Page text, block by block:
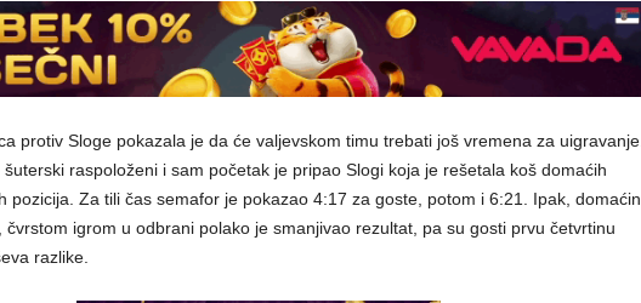
protiv Sloge pokazala je da će valjevskom timu trebati još vremena za uigravanje.
raspoloženi i sam početak je pripao Slogi koja je rešetala koš domaćih
pozicija. Za tili čas semafor je pokazao 4:17 za goste, potom i 6:21. Ipak, domaćin
čvrstom igrom u odbrani polako je smanjivao rezultat, pa su gosti prvu četvrtinu
razlike.